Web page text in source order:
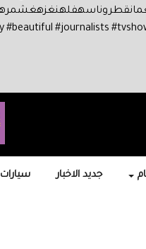
جديد الاخبار سيارات